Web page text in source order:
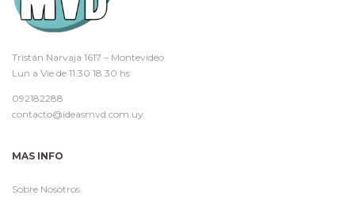
Tristán Narvaja 1617 – Montevideo
Lun a Vie de 11.30 18.30 hs
092182288
contacto@ideasmvd.com.uy
MAS INFO
Sobre Nosotros